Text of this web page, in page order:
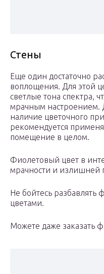
Стены
Еще один достаточно
воплощения. Для этой
светлые тона спектра,
мрачным настроением.
наличие цветочного
рекомендуется
помещение в целом.
Фиолетовый цвет в
мрачности и излишней
Не бойтесь
цветами.
Можете даже заказать